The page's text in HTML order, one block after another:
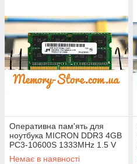
Оперативна пам'ять для
ноутбука MICRON DDR3 4GB
PC3-10600S 1333MHz 1.5 V
SODIMM (б/у)
Немає в наявності